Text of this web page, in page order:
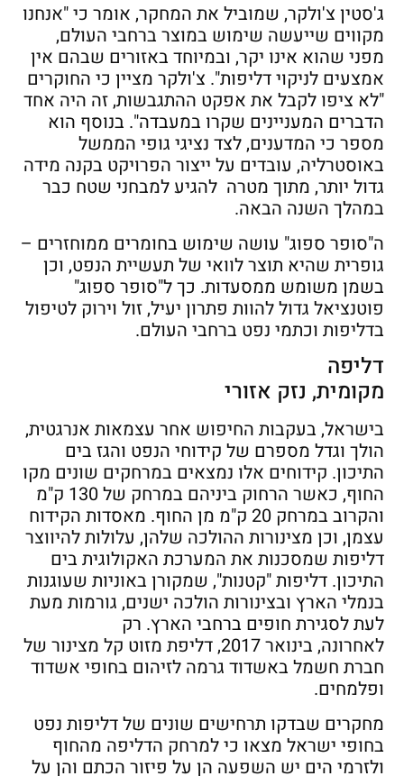
ג'סטין צ'ולקר, שמוביל את המחקר, אומר כי "אנחנו
מקווים שייעשה שימוש במוצר ברחבי העולם,
מפני שהוא אינו יקר, ובמיוחד באזורים שבהם אין
אמצעים לניקוי דליפות". צ'ולקר מציין כי החוקרים
"לא ציפו לקבל את אפקט ההתגבשות, זה היה אחד
הדברים המעניינים שקרו במעבדה". בנוסף הוא
מספר כי המדענים, לצד נציגי גופי הממשל
באוסטרליה, עובדים על ייצור הפרויקט בקנה מידה
גדול יותר, מתוך מטרה להגיע למבחני שטח כבר
במהלך השנה הבאה.
ה"סופר ספוג" עושה שימוש בחומרים ממוחזרים –
גופרית שהיא תוצר לוואי של תעשיית הנפט, וכן
בשמן משומש ממסעדות. כך ל"סופר ספוג"
פוטנציאל גדול להוות פתרון יעיל, זול וירוק לטיפול
בדליפות וכתמי נפט ברחבי העולם.
דליפה
מקומית, נזק אזורי
בישראל, בעקבות החיפוש אחר עצמאות אנרגטית,
הולך וגדל מספרם של קידוחי הנפט והגז בים
התיכון. קידוחים אלו נמצאים במרחקים שונים מקו
החוף, כאשר הרחוק ביניהם במרחק של 130 ק"מ
והקרוב במרחק 20 ק"מ מן החוף. מאסדות הקידוח
עצמן, וכן מצינורות ההולכה שלהן, עלולות להיווצר
דליפות שמסכנות את המערכת האקולוגית בים
התיכון. דליפות "קטנות", שמקורן באוניות שעוגנות
בנמלי הארץ ובצינורות הולכה ישנים, גורמות מעת
לעת לסגירת חופים ברחבי הארץ. רק
לאחרונה, בינואר 2017, דליפת מזוט קל מצינור של
חברת חשמל באשדוד גרמה לזיהום בחופי אשדוד
ופלמחים.
מחקרים שבדקו תרחישים שונים של דליפות נפט
בחופי ישראל מצאו כי למרחק הדליפה מהחוף
ולזרמי הים יש השפעה הן על פיזור הכתם והן על